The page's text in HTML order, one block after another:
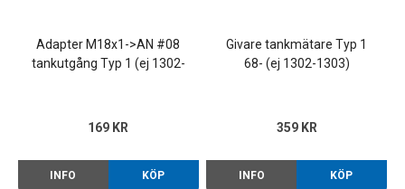
Adapter M18x1->AN #08
tankutgång Typ 1 (ej 1302-
169 KR
INFO KÖP
Givare tankmätare Typ 1
68- (ej 1302-1303)
359 KR
INFO KÖP